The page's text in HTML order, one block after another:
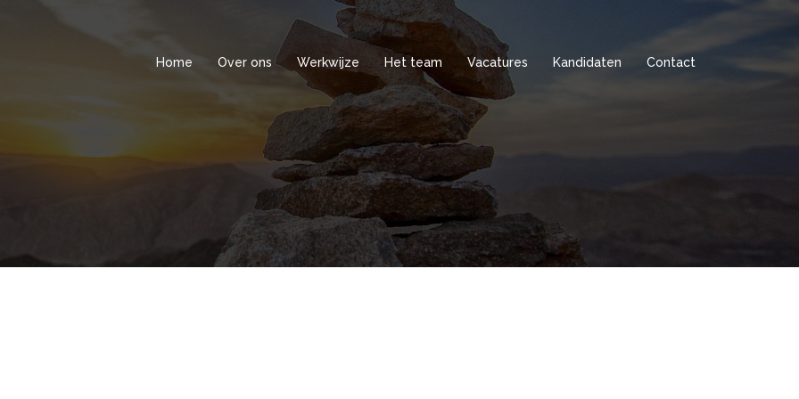
Home Over ons Werkwijze Het team Vacatures Kandidaten Contact